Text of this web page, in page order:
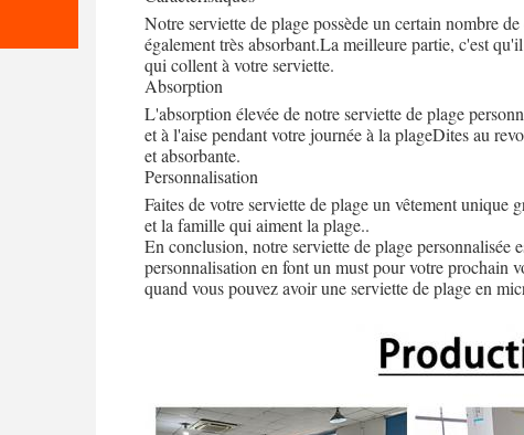
Notre serviette de plage possède un certain nombre
également très absorbant.La meilleure partie, c'est
qui collent à votre serviette.
Absorption
L'absorption élevée de notre serviette de plage
et à l'aise pendant votre journée à la plageDites au
et absorbante.
Personnalisation
Faites de votre serviette de plage un vêtement unique
et la famille qui aiment la plage..
En conclusion, notre serviette de plage personnalisée
personnalisation en font un must pour votre prochain
quand vous pouvez avoir une serviette de plage en